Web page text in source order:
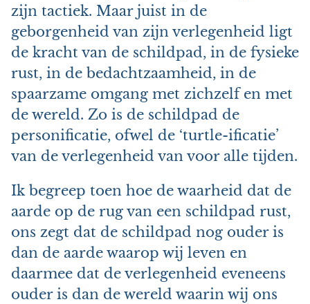
zijn tactiek. Maar juist in de
geborgenheid van zijn verlegenheid ligt
de kracht van de schildpad, in de fysieke
rust, in de bedachtzaamheid, in de
spaarzame omgang met zichzelf en met
de wereld. Zo is de schildpad de
personificatie, ofwel de ‘turtle-ificatie’
van de verlegenheid van voor alle tijden.
Ik begreep toen hoe de waarheid dat de
aarde op de rug van een schildpad rust,
ons zegt dat de schildpad nog ouder is
dan de aarde waarop wij leven en
daarmee dat de verlegenheid eveneens
ouder is dan de wereld waarin wij ons